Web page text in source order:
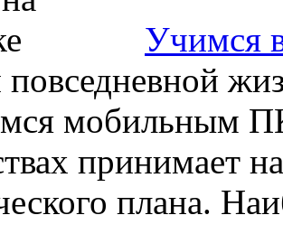
Учимся
повседневной
мобильным
принимает
плана.